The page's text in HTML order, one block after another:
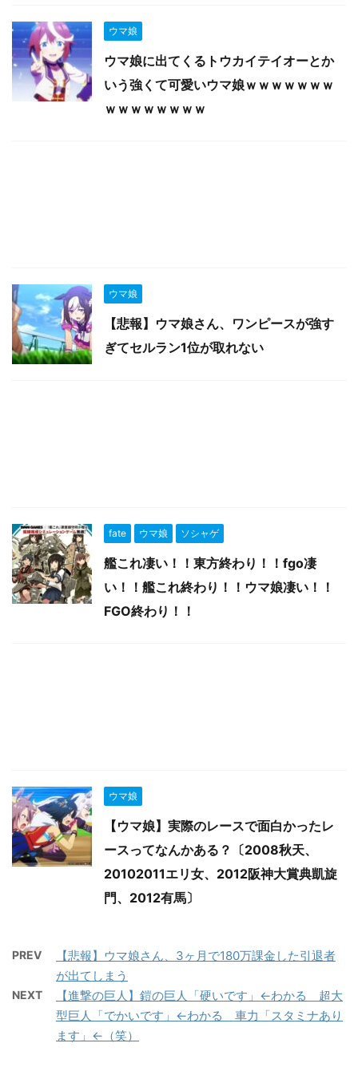
ウマ娘
ウマ娘に出てくるトウカイテイオーとか
いう強くて可愛いウマ娘ｗｗｗｗｗｗｗ
ｗｗｗｗｗｗｗｗ
ウマ娘
【悲報】ウマ娘さん、ワンピースが強す
ぎてセルラン1位が取れない
fate ウマ娘 ソシャゲ
艦これ凄い！！東方終わり！！fgo凄
い！！艦これ終わり！！ウマ娘凄い！！
FGO終わり！！
ウマ娘
【ウマ娘】実際のレースで面白かったレ
ースってなんかある？〔2008秋天、
20102011エリ女、2012阪神大賞典凱旋
門、2012有馬〕
PREV
【悲報】ウマ娘さん、3ヶ月で180万課金した引退者
が出てしまう
NEXT
【進撃の巨人】鎧の巨人「硬いです」←わかる 超大
型巨人「でかいです」←わかる 車力「スタミナあり
ます」←（笑）